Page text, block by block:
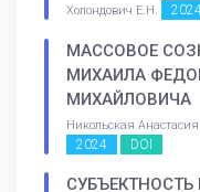
Холондович Е.Н.
МАССОВОЕ
МИХАИЛА
МИХАЙЛОВИЧА
Никольская
2024 DOI